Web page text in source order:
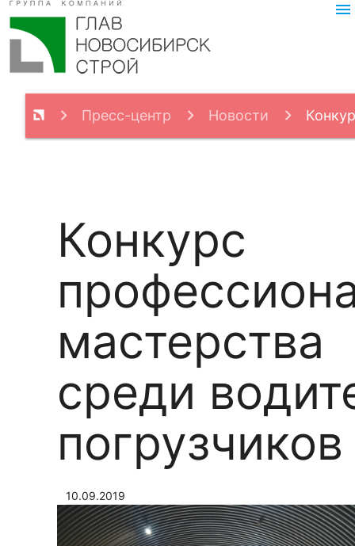
menu
Пресс-центр Новости
Конкурс
мастерства
среди
погрузчиков
10.09.2019